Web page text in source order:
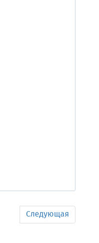
Следующая